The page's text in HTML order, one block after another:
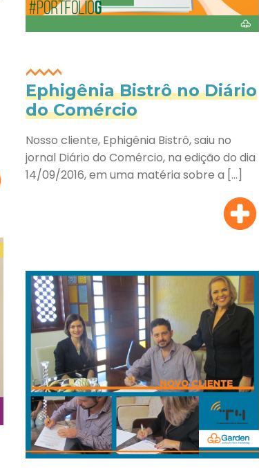
Ephigênia Bistrô no Diário
do Comércio
Nosso cliente, Ephigênia Bistrô, saiu no
jornal Diário do Comércio, na edição do dia
14/09/2016, em uma matéria sobre a […]